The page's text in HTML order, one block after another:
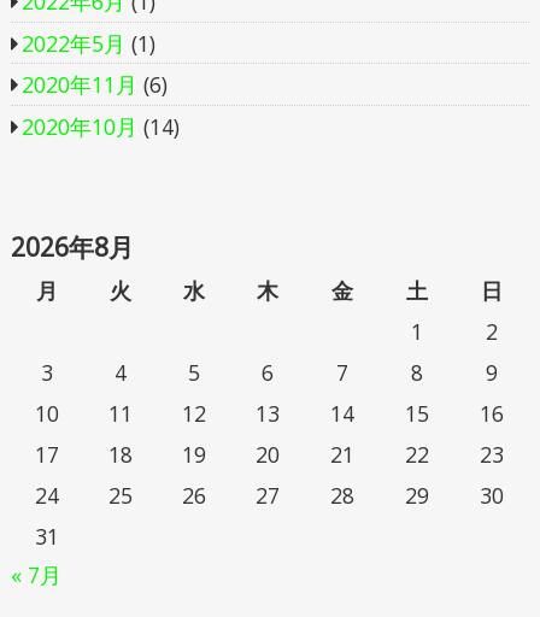
2022年5月 (1)
2020年11月 (6)
2020年10月 (14)
2026年8月
月 火 水 木 金 土
日
1
2
3
4 5 6 7 8
9
10
11 12 13 14 15
16
17
18 19 20 21 22
23
24
25 26 27 28 29
30
31
« 7月